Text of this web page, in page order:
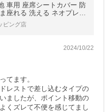
車用 座席シートカバー 防
座れる 洗える ネオプレン
ピング店
2024/10/22
てます。
レストで差し込むタイプの
ましたが、ポイント移動の
くズレて不便を感じてまし